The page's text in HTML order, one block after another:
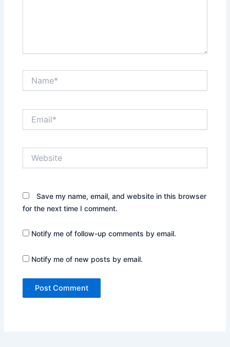
Save my name, email, and website in this browser
for the next time I comment.
Notify me of follow-up comments by email.
Notify me of new posts by email.